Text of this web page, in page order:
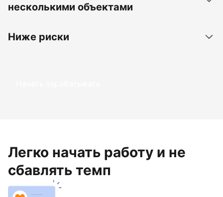
несколькими объектами
Ниже риски
Начать зарабатывать
Легко начать работу и не
сбавлять темп